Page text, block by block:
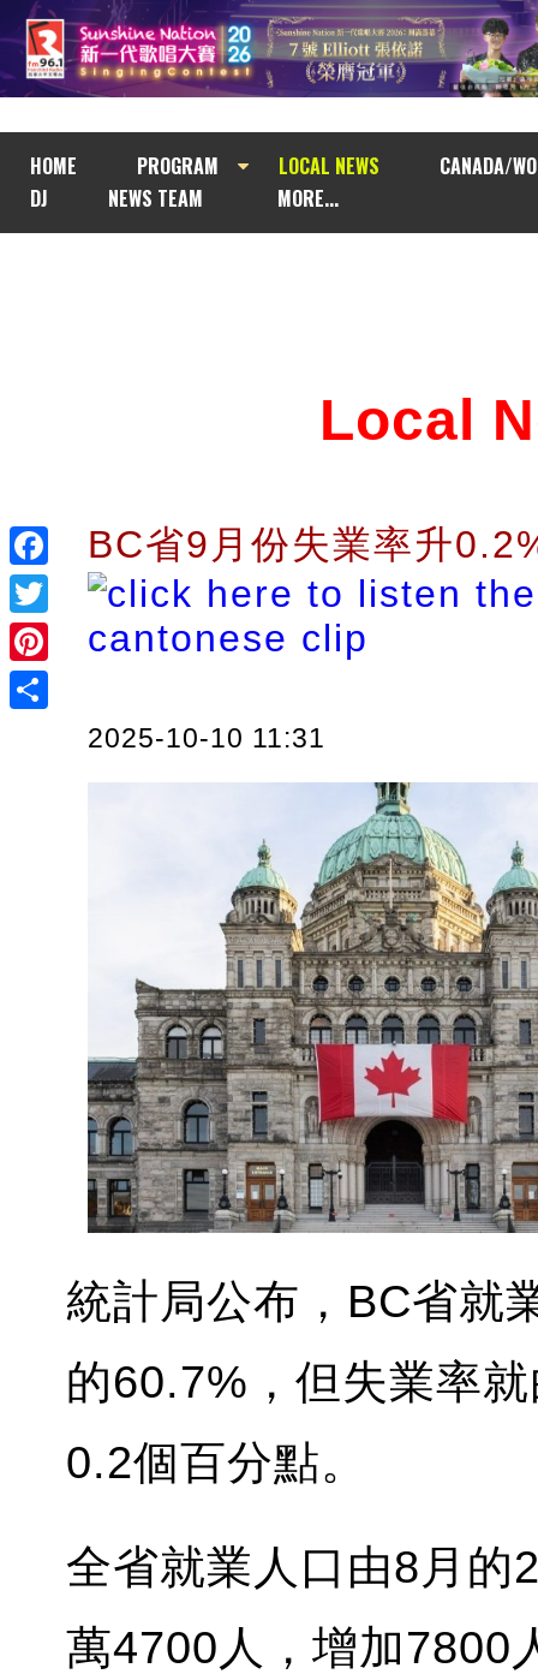
HOME PROGRAM LOCAL NEWS
CANADA/
DJ
NEWS TEAM MORE...
Facebook
Twitter
Pinterest
Local
BC省9月份失業率升
2025-10-10 11:31
統計局公布，BC省就
的60.7%，但失業率
0.2個百分點。
全省就業人口由8月的
萬4700人，增加7800